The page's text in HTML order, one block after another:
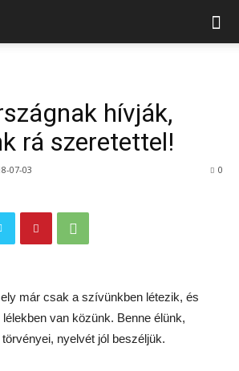
hívják,
rá szeretettel!
07-03 0
már csak a szívünkben létezik, és
van közünk. Benne élünk,
nyelvét jól beszéljük.